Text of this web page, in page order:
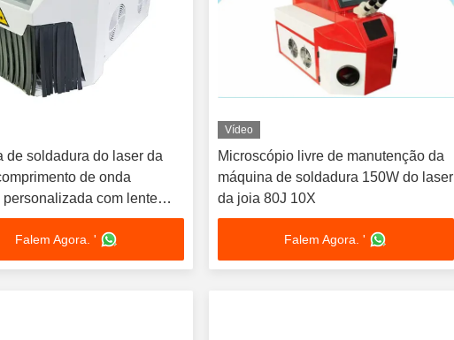
de soldadura do laser da
de onda
personalizada com lente
Falem Agora. '
Vídeo
Microscópio livre de manutenção da
máquina de soldadura 150W do laser
da joia 80J 10X
Falem Agora. '